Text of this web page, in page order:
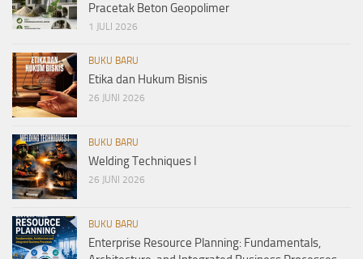
Pracetak Beton Geopolimer
1 JULI 2026
BUKU BARU
Etika dan Hukum Bisnis
26 JUNI 2026
BUKU BARU
Welding Techniques I
26 JUNI 2026
BUKU BARU
Enterprise Resource Planning: Fundamentals,